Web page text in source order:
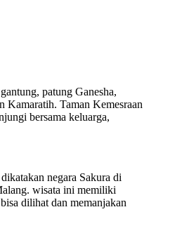
patung Ganesha,
Kamaratih. Taman Kemesraan
bersama keluarga,
negara Sakura di
wisata ini memiliki
dilihat dan memanjakan